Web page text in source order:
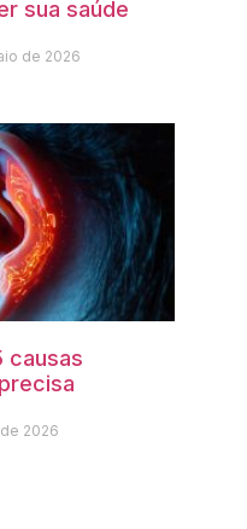
sua saúde
de 2026
causas
2026